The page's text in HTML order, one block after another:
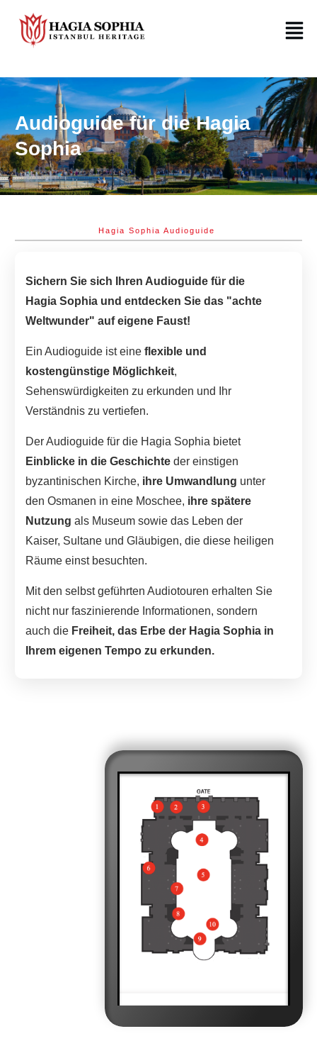
Audioguide für die Hagia
Sophia
Hagia Sophia Audioguide
Sichern Sie sich Ihren Audioguide für die
Hagia Sophia und entdecken Sie das "achte
Weltwunder" auf eigene Faust!
Ein Audioguide ist eine flexible und
kostengünstige Möglichkeit,
Sehenswürdigkeiten zu erkunden und Ihr
Verständnis zu vertiefen.
Der Audioguide für die Hagia Sophia bietet
Einblicke in die Geschichte der einstigen
byzantinischen Kirche, ihre Umwandlung unter
den Osmanen in eine Moschee, ihre spätere
Nutzung als Museum sowie das Leben der
Kaiser, Sultane und Gläubigen, die diese heiligen
Räume einst besuchten.
Mit den selbst geführten Audiotouren erhalten Sie
nicht nur faszinierende Informationen, sondern
auch die Freiheit, das Erbe der Hagia Sophia in
Ihrem eigenen Tempo zu erkunden.